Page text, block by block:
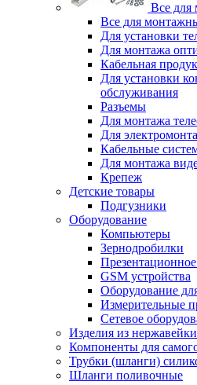
Все для
Все для
Для установки
Для монтажа
Кабельная
Для установки
обслуживания
Разъемы
Для монтажа
Для
Кабельные
Для монтажа
Крепеж
Детские товары
Подгузники
Оборудование
Компьютеры
Зернодробилки
GSM устройства
Оборудование
Измерительные
Сетевое
Изделия из нержавейки
Компоненты для
Трубки (шланги)
Шланги поливочные